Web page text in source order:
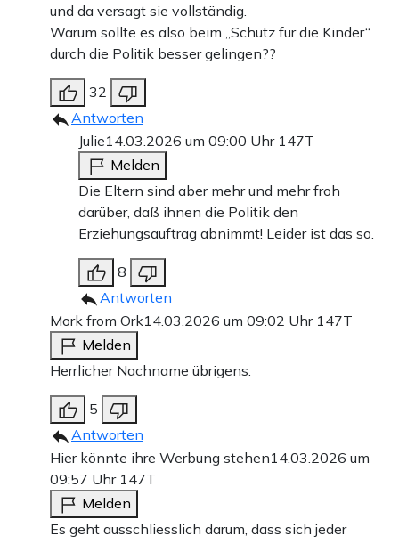
und da versagt sie vollständig.
Warum sollte es also beim „Schutz für die Kinder“
durch die Politik besser gelingen??
32
Antworten
Julie14.03.2026 um 09:00 Uhr 147T
Melden
Die Eltern sind aber mehr und mehr froh
darüber, daß ihnen die Politik den
Erziehungsauftrag abnimmt! Leider ist das so.
8
Antworten
Mork from Ork14.03.2026 um 09:02 Uhr 147T
Melden
Herrlicher Nachname übrigens.
5
Antworten
Hier könnte ihre Werbung stehen14.03.2026 um
09:57 Uhr 147T
Melden
Es geht ausschliesslich darum, dass sich jeder